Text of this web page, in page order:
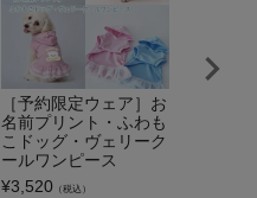
［予約限定ウェア］お
名前プリント・ふわも
こドッグ・ヴェリーク
ールワンピース
¥3,520 （税込）